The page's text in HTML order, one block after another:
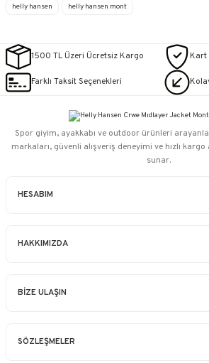
helly hansen
helly hansen mont
1500 TL Üzeri Ücretsiz Kargo Kart
Farklı Taksit Seçenekleri
HESABIM
HAKKIMIZDA
BİZE ULAŞIN
SÖZLEŞMELER
Spor giyim, ayakkabı ve outdoor ürünleri
markaları, güvenli alışveriş deneyimi ve hızlı kargo
sunar.